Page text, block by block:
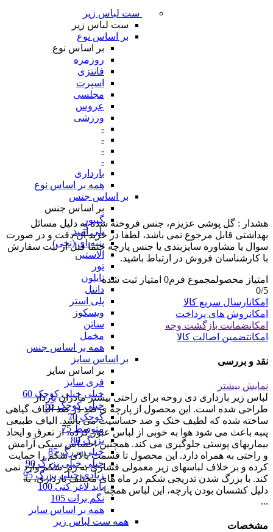
ست لباس زیر
ست لباس زیر
بر اساس نوع
بر اساس نوع
روزمره
فانتزی
اسپرت
مجلسی
عروس
ورزشی
-
-
-
-
بارداری
همه بر اساس نوع
بر اساس جنس
بر اساس جنس
گیپور
پلی آمید
پنبه ای (نخی)
الاستین
تور
نایلون
دانتل
پلی استر
ویسکوز
ساتن
مخمل
همه بر اساس جنس
بر اساس سایز
بر اساس سایز
فری سایز
خیلی خیلی کوچک 60
خیلی کوچک 65
کوچک 70
متوسط 75
بزرگ 80
خیلی بزرگ 85
خیلی خیلی بزرگ 90
زیادی خیلی بزرگ 95
باید لاغر کنی 100
نگم برات 105
همه بر اساس سایز
همه ست لباس زیر
هشدار : گل پوشی عزیزم، جنس فروخته شده به دلیل مسائل
بهداشتی قابل مرجوع نمی باشد، لطفا در خرید آن دقت و در صورت
سوال یا مشاوره سایزبندی یا جنس پارچه حتما قبل از ثبت سفارش
با کارشناسان فروش در ارتباط باشید.
امتیاز محصولمجموع فرم0 امتیاز ثبت شده
0/5
امکانارسال سریع کالا
امکانروش های پرداخت
امکانضمانت بازگشت وجه
امکانتضمین اصالت کالا
نقد و بررسی
نمایش بیشتر
لباس زیر بارداری دی روحه برای راحتی بیشتر مادران باردار
طراحی شده است. این محصول از پارچه ی صد در صد الیاف گیاهی
ساخته شده که لطیف خنک و ضد حساسیت می باشد. الیاف طبیعی
پنبه باعث می شود هوا به خوبی از لباس عبور کرده، از تعرق و ایحاد
بیماریهای پوستی جلوگیری می کند. همچنین احساس سبکی آرامش
و راحتی به همراه دارد. این محصول تا قسمت بالای شکم را حمایت
کرده و بر خلاف لباسهای زیر معمولی فشاری به زیر شکم وارد نمی
کند. با بزرگ شدن تدریجی شکم در ماه های مختلف بارداری، به
دلیل کشسان بودن پارچه، این لباس همچنا
...
مشخصات